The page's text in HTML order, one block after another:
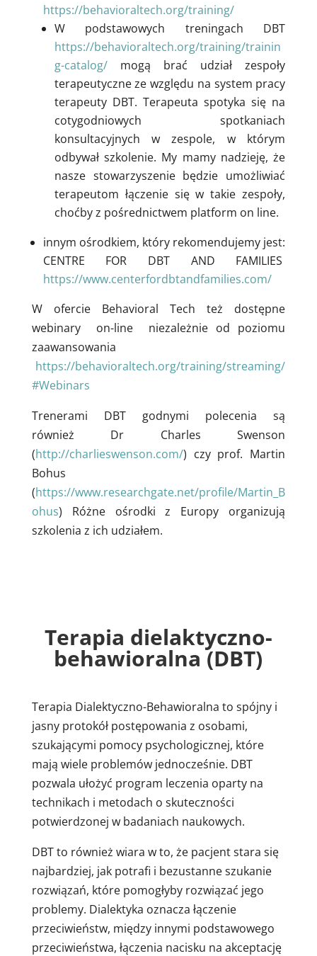
https://behavioraltech.org/training/
W podstawowych treningach DBT
https://behavioraltech.org/training/trainin
g-catalog/mogą brać udział zespoły
terapeutyczne ze względu na system pracy
terapeuty DBT. Terapeuta spotyka się na
cotygodniowych spotkaniach
konsultacyjnych w zespole, w którym
odbywał szkolenie. My mamy nadzieję, że
nasze stowarzyszenie będzie umożliwiać
terapeutom łączenie się w takie zespoły,
choćby z pośrednictwem platform on line.
innym ośrodkiem, który rekomendujemy jest:
CENTRE FOR DBT AND FAMILIES
https://www.centerfordbtandfamilies.com/
W ofercie Behavioral Tech też dostępne
webinary
on-line
niezależnie od poziomu
zaawansowania
https://behavioraltech.org/training/streaming/
#Webinars
Trenerami DBT godnymi polecenia są
również Dr Charles Swenson
(http://charlieswenson.com/) czy prof. Martin
Bohus
(https://www.researchgate.net/profile/Martin_B
ohus) Różne ośrodki z Europy organizują
szkolenia z ich udziałem.
Terapia dielaktyczno-
behawioralna (DBT)
Terapia Dialektyczno-Behawioralna to spójny i
jasny protokół postępowania z osobami,
szukającymi pomocy psychologicznej, które
mają wiele problemów jednocześnie. DBT
pozwala ułożyć program leczenia oparty na
technikach i metodach o skuteczności
potwierdzonej w badaniach naukowych.
DBT to również wiara w to, że pacjent stara się
najbardziej, jak potrafi i bezustanne szukanie
rozwiązań, które pomogłyby rozwiązać jego
problemy. Dialektyka oznacza łączenie
przeciwieństw, między innymi podstawowego
przeciwieństwa, łączenia nacisku na akceptację